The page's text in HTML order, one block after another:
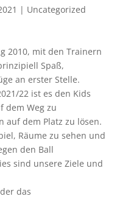
| Uncategorized
2010, mit den Trainern
Spaß,
an erster Stelle.
22 ist es den Kids
dem Weg zu
auf dem Platz zu lösen.
Räume zu sehen und
den Ball
sind unsere Ziele und
das